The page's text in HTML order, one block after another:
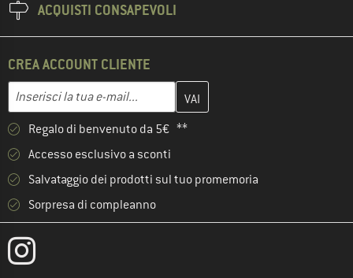
ACQUISTI CONSAPEVOLI
CREA ACCOUNT CLIENTE
Indirizzo e-mail
Inserisci qui il tuo indirizzo e-mail e crea il tuo account cliente
Regalo di benvenuto da 5€ **
Accesso esclusivo a sconti
Salvataggio dei prodotti sul tuo promemoria
Sorpresa di compleanno